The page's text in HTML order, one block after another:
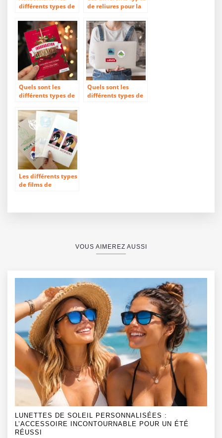
différents types de
de reliures pour la
Quels sont les
différents types de
Quels sont les
différents types de
Les différents types
de films de
VOUS AIMEREZ AUSSI
LUNETTES DE SOLEIL PERSONNALISÉES :
L’ACCESSOIRE INCONTOURNABLE POUR UN ÉTÉ
RÉUSSI